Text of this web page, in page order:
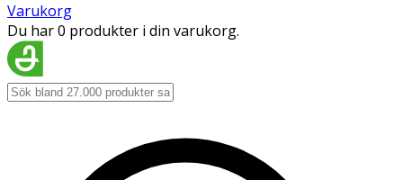
Varukorg
Du har 0 produkter i din varukorg.